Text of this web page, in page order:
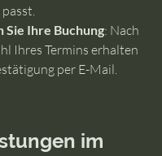
Sie Ihre Buchung: Nach
Ihres Termins erhalten
per E-Mail.
im